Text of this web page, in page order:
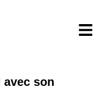
son